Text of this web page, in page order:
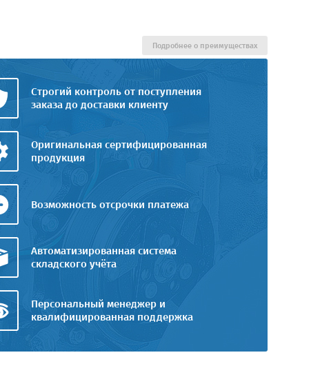
Строгий контроль от поступления
заказа до доставки клиенту
Оригинальная сертифицированная
продукция
Возможность отсрочки платежа
Автоматизированная система
складского учёта
Персональный менеджер и
квалифицированная поддержка
Подробнее о преимуществах